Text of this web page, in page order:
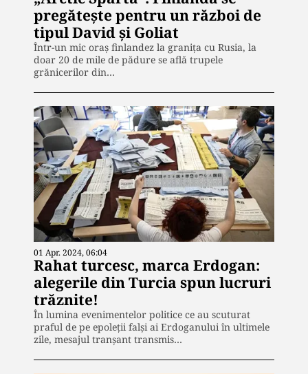
pregătește pentru un război de
tipul David și Goliat
Într-un mic oraș finlandez la granița cu Rusia, la
doar 20 de mile de pădure se află trupele
grănicerilor din…
01 Apr. 2024, 06:04
Rahat turcesc, marca Erdogan:
alegerile din Turcia spun lucruri
trăznite!
În lumina evenimentelor politice ce au scuturat
praful de pe epoleții falși ai Erdoganului în ultimele
zile, mesajul tranșant transmis…